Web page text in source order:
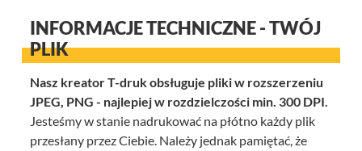
INFORMACJE TECHNICZNE - TWÓJ
PLIK
Nasz kreator T-druk obsługuje pliki w rozszerzeniu
JPEG, PNG - najlepiej w rozdzielczości min. 300 DPI.
Jesteśmy w stanie nadrukować na płótno każdy plik
przesłany przez Ciebie. Należy jednak pamiętać, że